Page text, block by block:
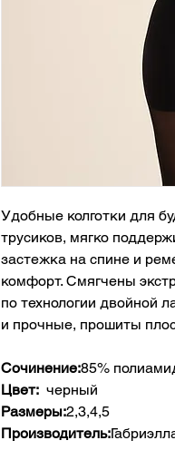
Удобные колготки для
трусиков, мягко
застежка на спине и
комфорт. Смягчены
по технологии двойной
и прочные, прошиты
Сочинение:85%
Цвет: черный
Размеры:2,3,4,5
Производитель: